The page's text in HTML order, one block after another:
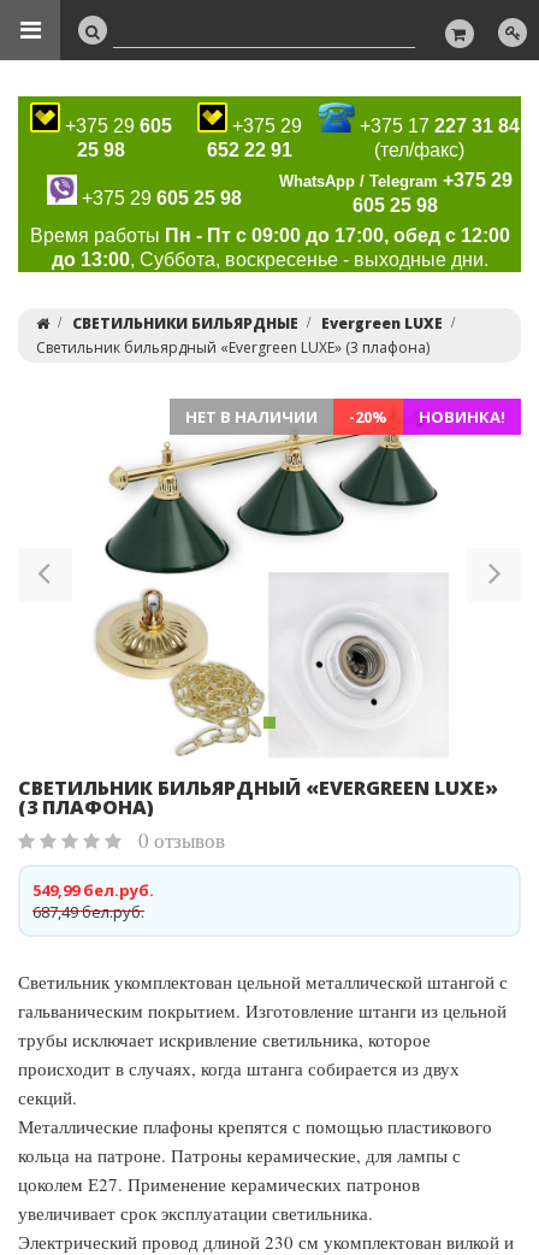
+375 29 605
25 98
+375 29
652 22 91
+375 17227 31 84
(тел/факс)
+375 29 605 25 98
WhatsApp / Telegram +375 29
605 25 98
Время работы Пн - Пт с 09:00 до 17:00, обед с 12:00
до 13:00, Суббота, воскресенье - выходные дни.
СВЕТИЛЬНИКИ БИЛЬЯРДНЫЕ
Evergreen LUXE
Cветильник бильярдный «Evergreen LUXE» (3 плафона)
НЕТ В НАЛИЧИИ -20% НОВИНКА!
Previous
CВЕТИЛЬНИК БИЛЬЯРДНЫЙ «EVERGREEN LUXE»
(3 ПЛАФОНА)
0 отзывов
687,49 бел.руб.
549,99 бел.руб.
Светильник укомплектован цельной металлической штангой с
гальваническим покрытием. Изготовление штанги из цельной
трубы исключает искривление светильника, которое
происходит в случаях, когда штанга собирается из двух
секций.
Металлические плафоны крепятся с помощью пластикового
кольца на патроне. Патроны керамические, для лампы с
цоколем Е27. Применение керамических патронов
увеличивает срок эксплуатации светильника.
Электрический провод длиной 230 см укомплектован вилкой и